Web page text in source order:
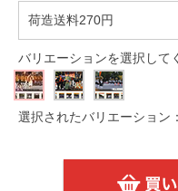
荷造送料270円
バリエーションを選択して
選択されたバリエーション